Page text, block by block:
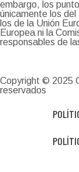
embargo, los
únicamente los
los de la Unión
Europea ni la
responsables de
Copyright © 2025
reservados